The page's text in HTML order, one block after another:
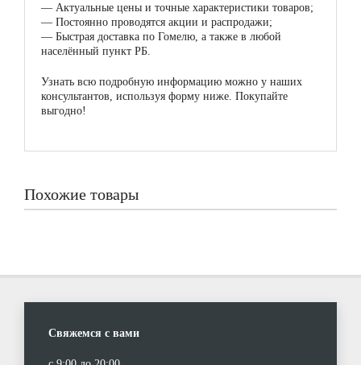
— Актуальные цены и точные характеристики товаров;
— Постоянно проводятся акции и распродажи;
— Быстрая доставка по Гомелю, а также в любой
населённый пункт РБ.
Узнать всю подробную информацию можно у наших
консультантов, используя форму ниже. Покупайте
выгодно!
Похожие товары
Свяжемся с вами